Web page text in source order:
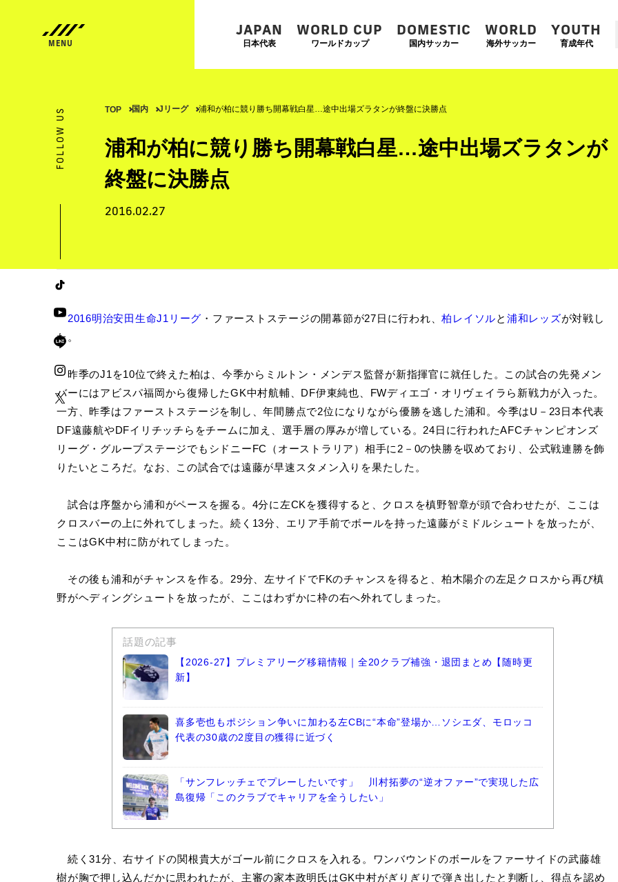
JAPAN
日本代表
WORLD CUP
ワールドカップ
DOMESTIC
国内サッカー
WORLD
海外サッカー
YOUTH
育成年代
FOLLOW US TOP 国内 Jリーグ 浦和が柏に競り勝ち開幕戦白星…途中出場ズラタンが終盤に決勝点
浦和が柏に競り勝ち開幕戦白星…途中出場ズラタンが
終盤に決勝点
2016.02.27
2016明治安田生命J1リーグ ・ファーストステージの開幕節が27日に行われ、柏レイソルと 浦和レッズが対戦し
た。
昨季のJ1を10位で終えた柏は、今季からミルトン・メンデス監督が新指揮官に就任した。この試合の先発メン
バーにはアビスパ福岡から復帰したGK中村航輔、DF伊東純也、FWディエゴ・オリヴェイラら新戦力が入った。
一方、昨季はファーストステージを制し、年間勝点で2位になりながら優勝を逃した浦和。今季はU－23日本代表
DF遠藤航やDFイリチッチらをチームに加え、選手層の厚みが増している。24日に行われたAFCチャンピオンズ
リーグ・グループステージでもシドニーFC（オーストラリア）相手に2－0の快勝を収めており、公式戦連勝を飾
りたいところだ。なお、この試合では遠藤が早速スタメン入りを果たした。
試合は序盤から浦和がペースを握る。4分に左CKを獲得すると、クロスを槙野智章が頭で合わせたが、ここは
クロスバーの上に外れてしまった。続く13分、エリア手前でボールを持った遠藤がミドルシュートを放ったが、
ここはGK中村に防がれてしまった。
その後も浦和がチャンスを作る。29分、左サイドでFKのチャンスを得ると、柏木陽介の左足クロスから再び槙
野がヘディングシュートを放ったが、ここはわずかに枠の右へ外れてしまった。
話題の記事
【2026-27】プレミアリーグ移籍情報｜全20クラブ補強・退団まとめ【随時更
新】
喜多壱也もポジション争いに加わる左CBに“本命”登場か…ソシエダ、モロッコ
代表の30歳の2度目の獲得に近づく
「サンフレッチェでプレーしたいです」 川村拓夢の“逆オファー”で実現した広
島復帰「このクラブでキャリアを全うしたい」
続く31分、右サイドの関根貴大がゴール前にクロスを入れる。ワンバウンドのボールをファーサイドの武藤雄
樹が胸で押し込んだかに思われたが、主審の家本政明氏はGK中村がぎりぎりで弾き出したと判断し、得点を認め